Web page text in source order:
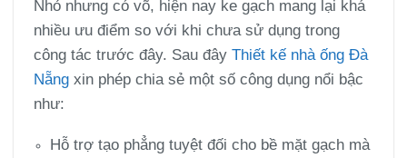
Nhỏ nhưng có võ, hiện nay ke gạch mang lại khá
nhiều ưu điểm so với khi chưa sử dụng trong
công tác trước đây. Sau đây Thiết kế nhà ống Đà
Nẵngxin phép chia sẻ một số công dụng nổi bậc
như:
Hỗ trợ tạo phẳng tuyệt đối cho bề mặt gạch mà